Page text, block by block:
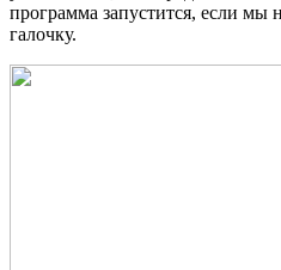
программа запустится, если мы
галочку.